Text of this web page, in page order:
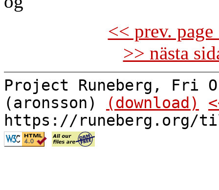
<< prev.
>> nästa
Project Runeberg, Fri
(aronsson)
(download)
https://runeberg.org/